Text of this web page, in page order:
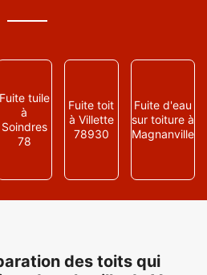
Fuite tuile
à
Soindres
78
Fuite toit
à Villette
78930
Fuite d'eau
sur toiture à
Magnanville
des toits qui